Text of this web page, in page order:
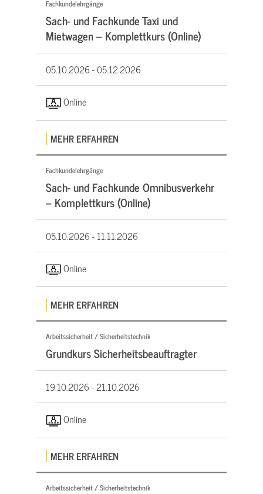
Fachkundelehrgänge
Sach- und Fachkunde Taxi und
Mietwagen – Komplettkurs (Online)
05.10.2026 -05.12.2026
Online
MEHR ERFAHREN
Fachkundelehrgänge
Sach- und Fachkunde Omnibusverkehr
– Komplettkurs (Online)
05.10.2026 -11.11.2026
Online
MEHR ERFAHREN
Arbeitssicherheit / Sicherheitstechnik
Grundkurs Sicherheitsbeauftragter
19.10.2026 -21.10.2026
Online
MEHR ERFAHREN
Arbeitssicherheit / Sicherheitstechnik